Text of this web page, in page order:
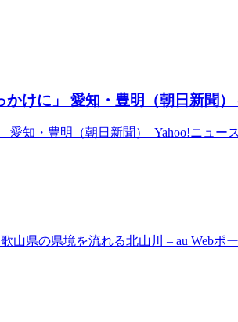
けに」 愛知・豊明（朝日新聞）
愛知・豊明（朝日新聞） Yahoo!ニュース
山県の県境を流れる北山川 – au Webポ